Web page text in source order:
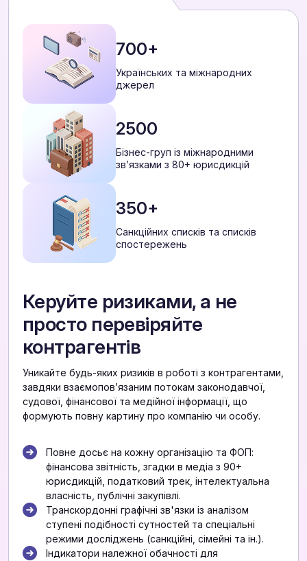
700+
Українських та міжнародних
джерел
2500
Бізнес-груп із міжнародними
звʼязками з 80+ юрисдикцій
350+
Санкційних списків та списків
спостережень
Керуйте ризиками, а не
просто перевіряйте
контрагентів
Уникайте будь-яких ризиків в роботі з контрагентами,
завдяки взаємоповʼязаним потокам законодавчої,
судової, фінансової та медійної інформації, що
формують повну картину про компанію чи особу.
Повне досьє на кожну організацію та ФОП:
фінансова звітність, згадки в медіа з 90+
юрисдикцій, податковий трек, інтелектуальна
власність, публічні закупівлі.
Транскордонні графічні зв'язки із аналізом
ступені подібності сутностей та спеціальні
режими досліджень (санкційні, сімейні та ін.).
Індикатори належної обачності для